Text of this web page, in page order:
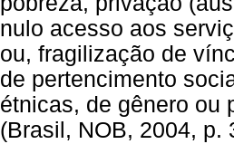
nulo acesso aos
ou, fragilização de
de pertencimento
étnicas, de gênero ou
(Brasil, NOB, 2004, p.